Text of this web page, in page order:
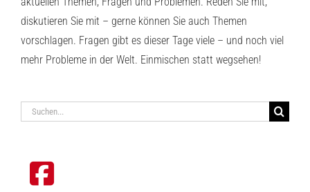
diskutieren Sie mit – gerne können Sie auch Themen
vorschlagen. Fragen gibt es dieser Tage viele – und noch viel
mehr Probleme in der Welt. Einmischen statt wegsehen!
Suche